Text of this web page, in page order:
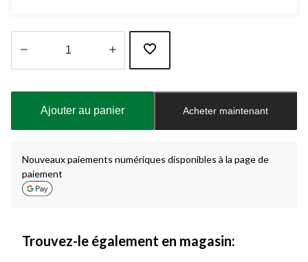
à
Ajouter au panier Acheter maintenant
Nouveaux paiements numériques disponibles à la page de
paiement
Trouvez-le également en magasin: